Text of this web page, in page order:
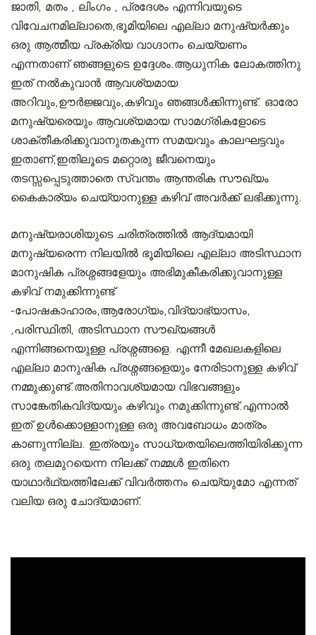
ജാതി, മതം , ലിംഗം , പ്രദേശം എന്നിവയുടെ
വിവേചനമില്ലാതെ,ഭൂമിയിലെ എല്ലാ മനുഷ്യർക്കും
ഒരു ആത്മീയ പ്രക്രിയ വാഗ്ദാനം ചെയ്യണം
എന്നതാണ് ഞങ്ങളുടെ ഉദ്ദേശം.ആധുനിക ലോകത്തിനു
ഇത് നൽകുവാൻ ആവശ്യമായ
അറിവും,ഊർജ്ജവും,കഴിവും ഞങ്ങൾക്കിന്നുണ്ട്. ഓരോ
മനുഷ്യരെയും ആവശ്യമായ സാമഗ്രികളോടെ
ശാക്തീകരിക്കുവാനുതകുന്ന സമയവും കാലഘട്ടവും
ഇതാണ്,ഇതിലൂടെ മറ്റൊരു ജീവനെയും
തടസ്സപ്പെടുത്താതെ സ്വന്തം ആന്തരിക സൗഖ്യം
കൈകാര്യം ചെയ്യാനുള്ള കഴിവ് അവർക്ക് ലഭിക്കുന്നു.
മനുഷ്യരാശിയുടെ ചരിത്രത്തിൽ ആദ്യമായി
മനുഷ്യരെന്ന നിലയിൽ ഭൂമിയിലെ എല്ലാ അടിസ്ഥാന
മാനുഷിക പ്രശ്നങ്ങളേയും അഭിമുകീകരിക്കുവാനുള്ള
കഴിവ് നമുക്കിന്നുണ്ട്
-പോഷകാഹാരം,ആരോഗ്യം,വിദ്യാഭ്യാസം,
,പരിസ്ഥിതി, അടിസ്ഥാന സൗഖ്യങ്ങൾ
എന്നിങ്ങനെയുള്ള പ്രശ്നങ്ങളെ. എന്നീ മേഖലകളിലെ
എല്ലാ മാനുഷിക പ്രശ്നങ്ങളെയും നേരിടാനുള്ള കഴിവ്
നമ്മുക്കുണ്ട്.അതിനാവശ്യമായ വിഭവങ്ങളും
സാങ്കേതികവിദ്യയും കഴിവും നമുക്കിന്നുണ്ട്.എന്നാൽ
ഇത് ഉൾക്കൊള്ളാനുള്ള ഒരു അവബോധം മാത്രം
കാണുന്നില്ല. ഇത്രയും സാധ്യതയിലെത്തിയിരിക്കുന്ന
ഒരു തലമുറയെന്ന നിലക്ക് നമ്മൾ ഇതിനെ
യാഥാർഥ്യത്തിലേക്ക് വിവർത്തനം ചെയ്യുമോ എന്നത്
വലിയ ഒരു ചോദ്യമാണ്.